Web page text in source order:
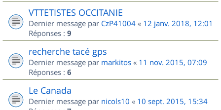
VTTETISTES OCCITANIE
Dernier message par CzP41004 « 12 janv. 2018, 12:01
Réponses : 9
recherche tacé gps
Dernier message par markitos « 11 nov. 2015, 07:09
Réponses : 6
Le Canada
Dernier message par nicols10 « 10 sept. 2015, 15:34